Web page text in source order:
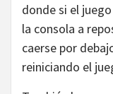
donde si el
la consola a
caerse por
reiniciando el